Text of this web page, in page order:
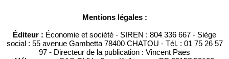
Mentions légales :
Éditeur : Économie et société - SIREN : 804 336 667 - Siège
social : 55 avenue Gambetta 78400 CHATOU - Tél. : 01 75 26 57
97 - Directeur de la publication : Vincent Paes